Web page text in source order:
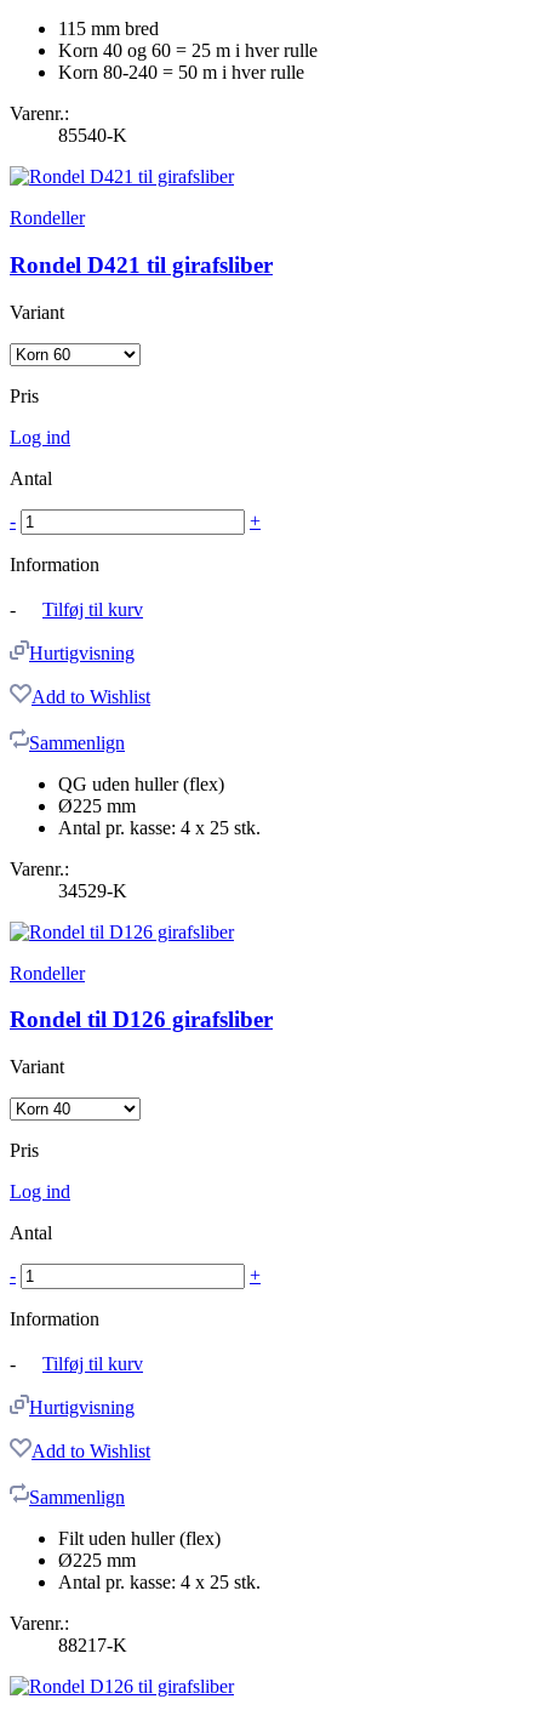
115 mm bred
Korn 40 og 60 = 25 m i hver rulle
Korn 80-240 = 50 m i hver rulle
Varenr.:
85540-K
Rondeller
Rondel D421 til girafsliber
Variant
Pris
Log ind
Antal
- +
Information
- Tilføj til kurv
Hurtigvisning
Add to Wishlist
Sammenlign
QG uden huller (flex)
Ø225 mm
Antal pr. kasse: 4 x 25 stk.
Varenr.:
34529-K
Rondeller
Rondel til D126 girafsliber
Variant
Pris
Log ind
Antal
- +
Information
- Tilføj til kurv
Hurtigvisning
Add to Wishlist
Sammenlign
Filt uden huller (flex)
Ø225 mm
Antal pr. kasse: 4 x 25 stk.
Varenr.:
88217-K